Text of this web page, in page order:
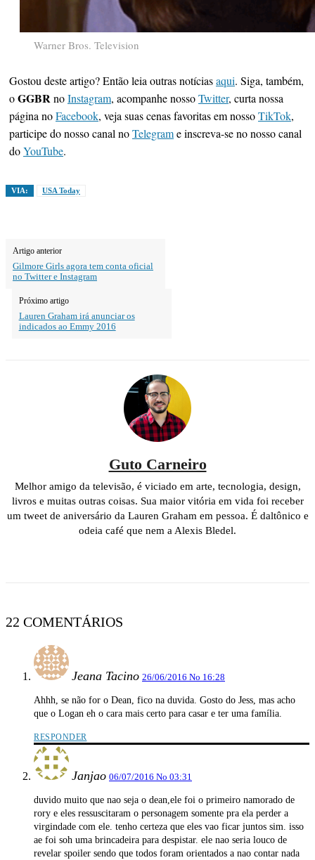
Warner Bros. Television
Gostou deste artigo? Então leia outras notíciasaqui. Siga, também,
oGGBR noInstagram, acompanhe nossoTwitter, curta nossa
página noFacebook, veja suas cenas favoritas em nossoTikTok,
participe do nosso canal noTelegrame inscreva-se no nosso canal
doYouTube.
VIA: USA Today
Artigo anterior
Gilmore Girls agora tem conta oficial
no Twitter e Instagram
Próximo artigo
Lauren Graham irá anunciar os
indicados ao Emmy 2016
Guto Carneiro
Melhor amigo da televisão, é viciado em arte, tecnologia, design,
livros e muitas outras coisas. Sua maior vitória em vida foi receber
um tweet de aniversário da Lauren Graham em pessoa. É daltônico e
odeia café que nem a Alexis Bledel.
22 COMENTÁRIOS
Jeana Tacino 26/06/2016 No 16:28
Ahhh, se não for o Dean, fico na duvida. Gosto do Jess, mas acho
que o Logan eh o cara mais certo para casar e ter uma família.
RESPONDER
Janjao 06/07/2016 No 03:31
duvido muito que nao seja o dean,ele foi o primeiro namorado de
rory e eles ressuscitaram o personagem somente pra ela perder a
virgindade com ele. tenho certeza que eles vao ficar juntos sim. isso
ae foi soh uma brincadeira para despistar. ele nao seria louco de
revelar spoiler sendo que todos foram orientados a nao contar nada